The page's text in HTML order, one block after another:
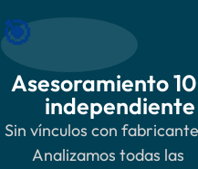
🎯
Asesoramiento
independiente
Sin vínculos con
Analizamos todas las